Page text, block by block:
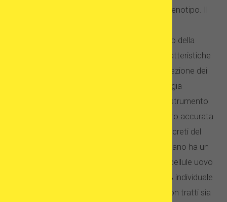
ricevente). È chiamato corrispondenza del fenotipo. Il
caratteristiche fisiche, da altezza, peso, tono della
pelle, colore dei capelli e degli occhi alle caratteristiche
del viso. In alcune cliniche, il processo di selezione dei
donatori è persino supportato dalla tecnologia
Fenomatch®. È il Facial Matching con uno strumento
scientifico che permette una selezione molto accurata
del donatore per quanto riguarda i tratti concreti del
viso. Certo, è innegabile che ogni essere umano ha un
codice genetico unico. Tuttavia, quando le cellule uovo
e le cellule spermatiche si combinano, il DNA individuale
di ciascuna crea un nuovo essere umano con tratti sia